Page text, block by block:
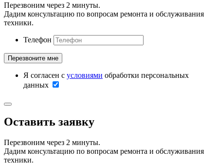
Перезвоним через 2 минуты.
Дадим консультацию по вопросам ремонта и обслуживания
техники.
Телефон
Я согласен с условиями обработки персональных
данных
Оставить заявку
Перезвоним через 2 минуты.
Дадим консультацию по вопросам ремонта и обслуживания
техники.